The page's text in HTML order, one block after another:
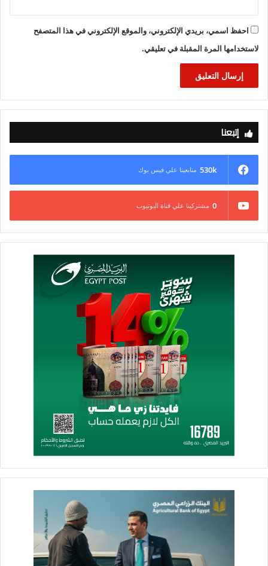
احفظ اسمي، بريدي الإلكتروني، والموقع الإلكتروني في هذا المتصفح
لاستخدامها المرة المقبلة في تعليقي.
إتبعنا
530k متابعينا علي فيس بوك
0 مشتركينا علي قناة اليوتيوب